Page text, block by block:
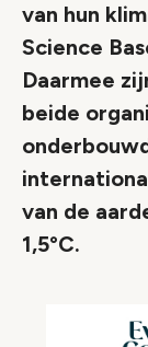
van hun
Science
Daarmee
beide
van de
1,5°C.